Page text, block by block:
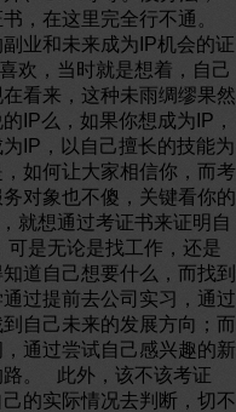
，在这里完全行不通。
业和未来成为IP机会的证
欢，当时就是想着，自己
看来，这种未雨绸缪果然
IP么，如果你想成为IP，
IP，以自己擅长的技能为
如何让大家相信你，而考
对象也不傻，关键看你的
就想通过考证书来证明自
是无论是找工作，还是
道自己想要什么，而找到
过提前去公司实习，通过
自己未来的发展方向；而
通过尝试自己感兴趣的新
路。 此外，该不该考证
的实际情况去判断，切不